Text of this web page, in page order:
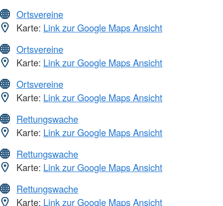
Ortsvereine
Karte: Link zur Google Maps Ansicht
Ortsvereine
Karte: Link zur Google Maps Ansicht
Ortsvereine
Karte: Link zur Google Maps Ansicht
Rettungswache
Karte: Link zur Google Maps Ansicht
Rettungswache
Karte: Link zur Google Maps Ansicht
Rettungswache
Karte: Link zur Google Maps Ansicht